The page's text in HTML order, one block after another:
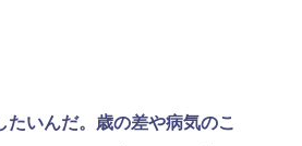
たいんだ。歳の差や病気のこ